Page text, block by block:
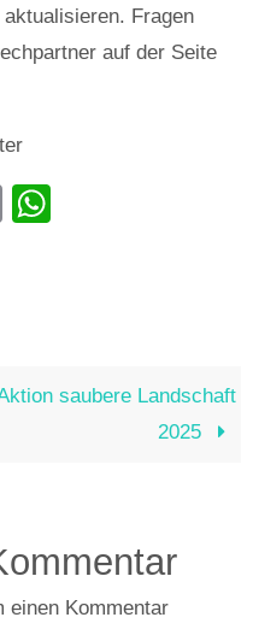
Fragen
auf der Seite
E
p
saubere Landschaft
2025
einen Kommentar